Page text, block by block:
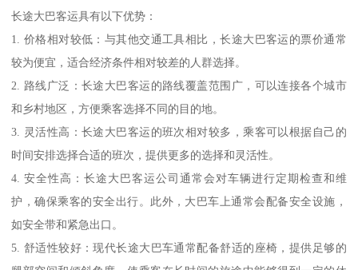
长途大巴客运具有以下优势：
1. 价格相对较低：与其他交通工具相比，长途大巴客运的票价通常
较为便宜，适合经济条件相对较差的人群选择。
2. 路线广泛：长途大巴客运的路线覆盖范围广，可以连接各个城市
和乡村地区，方便乘客选择不同的目的地。
3. 灵活性高：长途大巴客运的班次相对较多，乘客可以根据自己的
时间安排选择合适的班次，提供更多的选择和灵活性。
4. 安全性高：长途大巴客运公司通常会对车辆进行定期检查和维
护，确保乘客的安全出行。此外，大巴车上通常会配备安全设施，
如安全带和紧急出口。
5. 舒适性较好：现代长途大巴车通常配备舒适的座椅，提供足够的